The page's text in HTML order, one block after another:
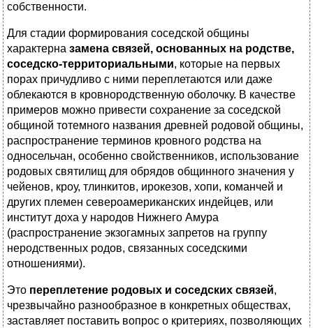
собственности.
Для стадии формирования соседской общины
характерна замена связей, основанных на родстве,
соседско-территориальными, которые на первых
порах причудливо с ними переплетаются или даже
облекаются в кровнородственную оболочку. В качестве
примеров можно привести сохранение за соседской
общиной тотемного названия древней родовой общины,
распространение терминов кровного родства на
односельчан, особенно свойственников, использование
родовых святилищ для обрядов общинного значения у
чейенов, кроу, тлинкитов, ирокезов, хопи, команчей и
других племен североамериканских индейцев, или
институт доха у народов Нижнего Амура
(распространение экзогамных запретов на группу
неродственных родов, связанных соседскими
отношениями).
Это переплетение родовых и соседских связей,
чрезвычайно разнообразное в конкретных обществах,
заставляет поставить вопрос о критериях, позволяющих